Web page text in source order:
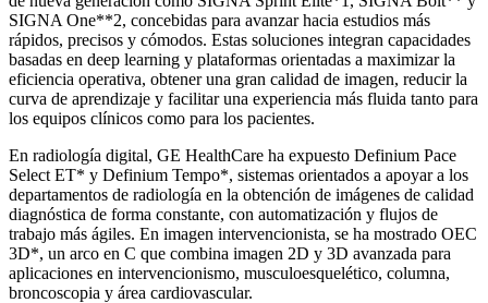
SIGNA One**2, concebidas para avanzar hacia estudios más
rápidos, precisos y cómodos. Estas soluciones integran capacidades
basadas en deep learning y plataformas orientadas a maximizar la
eficiencia operativa, obtener una gran calidad de imagen, reducir la
curva de aprendizaje y facilitar una experiencia más fluida tanto para
los equipos clínicos como para los pacientes.
En radiología digital, GE HealthCare ha expuesto Definium Pace
Select ET* y Definium Tempo*, sistemas orientados a apoyar a los
departamentos de radiología en la obtención de imágenes de calidad
diagnóstica de forma constante, con automatización y flujos de
trabajo más ágiles. En imagen intervencionista, se ha mostrado OEC
3D*, un arco en C que combina imagen 2D y 3D avanzada para
aplicaciones en intervencionismo, musculoesquelético, columna,
broncoscopia y área cardiovascular.